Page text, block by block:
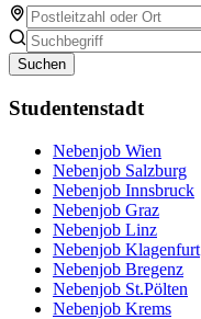
Suchen
Studentenstadt
Nebenjob Wien
Nebenjob Salzburg
Nebenjob Innsbruck
Nebenjob Graz
Nebenjob Linz
Nebenjob Klagenfurt
Nebenjob Bregenz
Nebenjob St.Pölten
Nebenjob Krems